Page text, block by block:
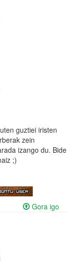
guztiei iristen
zein
izango du. Bide
;)
Gora igo